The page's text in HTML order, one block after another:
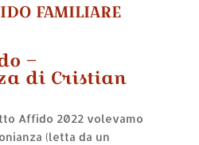
FAMILIARE
–
di Cristian
Affido 2022 volevamo
(letta da un